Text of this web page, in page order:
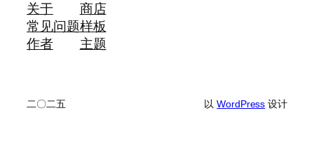
关于
常见问题
作者
商店
样板
主题
二〇二五 以WordPress 设计